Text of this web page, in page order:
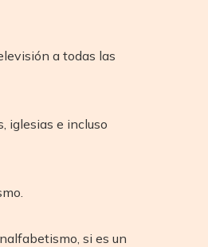
a todas las
iglesias e incluso
si es un